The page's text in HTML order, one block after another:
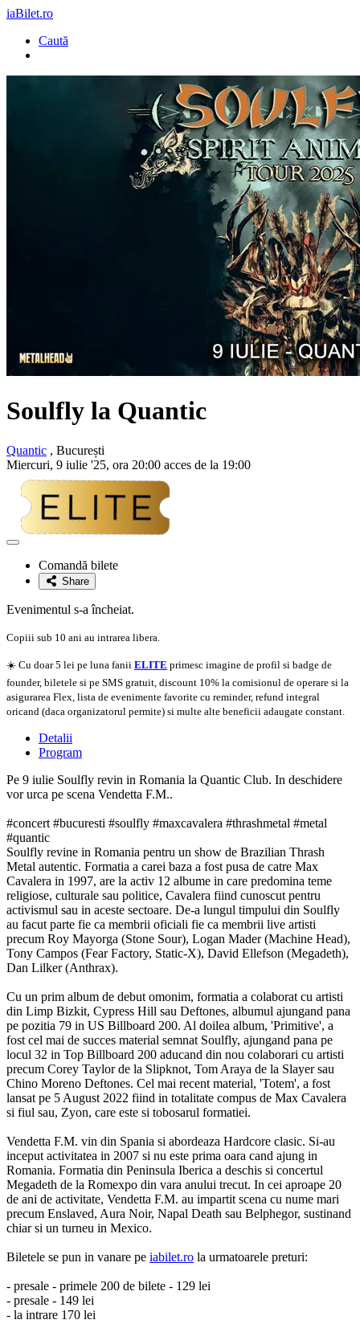
iaBilet.ro
Caută
Soulfly la Quantic
Quantic , București
Miercuri, 9 iulie '25, ora 20:00 acces de la 19:00
Adaugă
favoriteComandă bilete
Share
Evenimentul s-a încheiat.
Copiii sub 10 ani au intrarea libera.
☀️ Cu doar 5 lei pe luna fanii ELITE primesc imagine de profil si badge de
founder, biletele si pe SMS gratuit, discount 10% la comisionul de operare si la
asigurarea Flex, lista de evenimente favorite cu reminder, refund integral
oricand (daca organizatorul permite) si multe alte beneficii adaugate constant.
Detalii
Program
Pe 9 iulie Soulfly revin in Romania la Quantic Club. In deschidere
vor urca pe scena Vendetta F.M..
#concert #bucuresti #soulfly #maxcavalera #thrashmetal #metal
#quantic
Soulfly revine in Romania pentru un show de Brazilian Thrash
Metal autentic. Formatia a carei baza a fost pusa de catre Max
Cavalera in 1997, are la activ 12 albume in care predomina teme
religiose, culturale sau politice, Cavalera fiind cunoscut pentru
activismul sau in aceste sectoare. De-a lungul timpului din Soulfly
au facut parte fie ca membrii oficiali fie ca membrii live artisti
precum Roy Mayorga (Stone Sour), Logan Mader (Machine Head),
Tony Campos (Fear Factory, Static-X), David Ellefson (Megadeth),
Dan Lilker (Anthrax).
Cu un prim album de debut omonim, formatia a colaborat cu artisti
din Limp Bizkit, Cypress Hill sau Deftones, albumul ajungand pana
pe pozitia 79 in US Billboard 200. Al doilea album, 'Primitive', a
fost cel mai de succes material semnat Soulfly, ajungand pana pe
locul 32 in Top Billboard 200 aducand din nou colaborari cu artisti
precum Corey Taylor de la Slipknot, Tom Araya de la Slayer sau
Chino Moreno Deftones. Cel mai recent material, 'Totem', a fost
lansat pe 5 August 2022 fiind in totalitate compus de Max Cavalera
si fiul sau, Zyon, care este si tobosarul formatiei.
Vendetta F.M. vin din Spania si abordeaza Hardcore clasic. Si-au
inceput activitatea in 2007 si nu este prima oara cand ajung in
Romania. Formatia din Peninsula Iberica a deschis si concertul
Megadeth de la Romexpo din vara anului trecut. In cei aproape 20
de ani de activitate, Vendetta F.M. au impartit scena cu nume mari
precum Enslaved, Aura Noir, Napal Death sau Belphegor, sustinand
chiar si un turneu in Mexico.
Biletele se pun in vanare pe iabilet.ro la urmatoarele preturi:
- presale - primele 200 de bilete - 129 lei
- presale - 149 lei
- la intrare 170 lei